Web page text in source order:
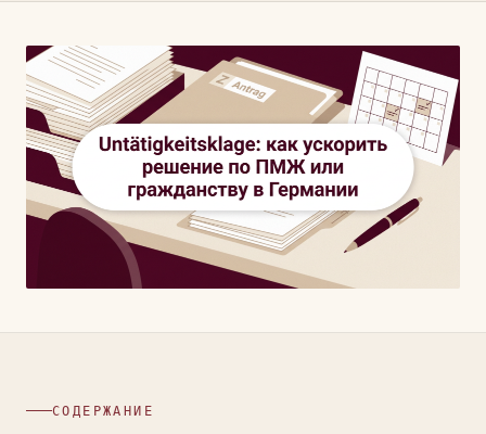
СОДЕРЖАНИЕ